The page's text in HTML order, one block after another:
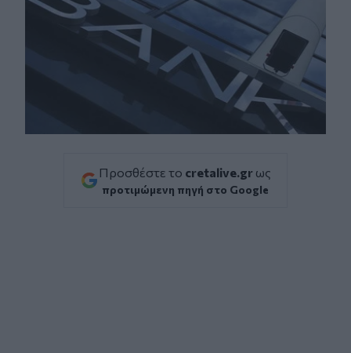
Προσθέστε το cretalive.gr ως
προτιμώμενη πηγή στο Google